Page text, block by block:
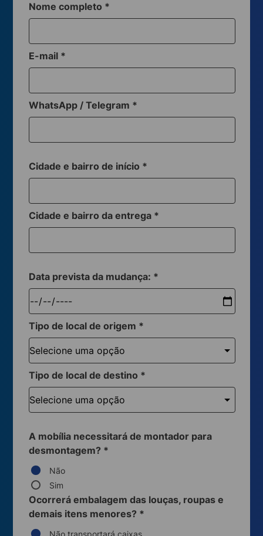
Nome completo *
E-mail *
WhatsApp / Telegram *
Cidade e bairro de início *
Cidade e bairro da entrega *
Data prevista da mudança: *
Tipo de local de origem *
Tipo de local de destino *
A mobília necessitará de montador para
desmontagem? *
Não
Sim
Ocorrerá embalagem das louças, roupas e
demais itens menores? *